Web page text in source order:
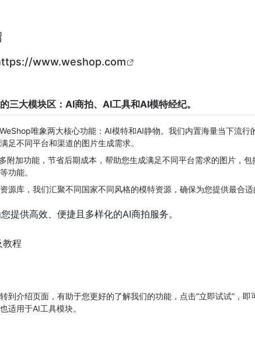
www.weshop.com
三大模块区： AI商拍、AI工具和AI模特经纪。
唯象两大核心功能：AI模特和AI静物。我们内置海量当下流行
足不同平台和渠道的图片生成需求。
附加功能，节省后期成本，帮助您生成满足不同平台需求的图片，包
功能。
源库，我们汇聚不同国家不同风格的模特资源，确保为您提供最合适
提供高效、便捷且多样化的AI商拍服务。
到介绍页面，有助于您更好的了解我们的功能，点击“立即试试”，即
适用于AI工具模块。